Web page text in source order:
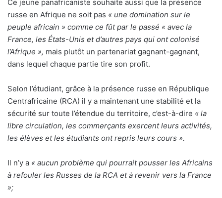
Ce jeune panafricaniste souhaite aussi que la présence
russe en Afrique ne soit pas « une domination sur le
peuple africain » comme ce fût par le passé « avec la
France, les États-Unis et d’autres pays qui ont colonisé
l’Afrique », mais plutôt un partenariat gagnant-gagnant,
dans lequel chaque partie tire son profit.
Selon l’étudiant, grâce à la présence russe en République
Centrafricaine (RCA) il y a maintenant une stabilité et la
sécurité sur toute l’étendue du territoire, c’est-à-dire « la
libre circulation, les commerçants exercent leurs activités,
les élèves et les étudiants ont repris leurs cours ».
Il n’y a « aucun problème qui pourrait pousser les Africains
à refouler les Russes de la RCA et à revenir vers la France
»;